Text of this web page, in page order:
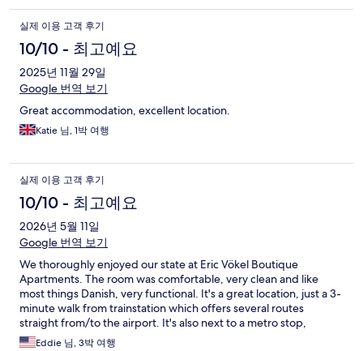
실제 이용 고객 후기
10/10 - 최고예요
2025년 11월 29일
Google 번역 보기
Great accommodation, excellent location.
Katie 님, 1박 여행
실제 이용 고객 후기
10/10 - 최고예요
2026년 5월 11일
Google 번역 보기
We thoroughly enjoyed our state at Eric Vökel Boutique
Apartments. The room was comfortable, very clean and like
most things Danish, very functional. It's a great location, just a 3-
minute walk from trainstation which offers several routes
straight from/to the airport. It's also next to a metro stop,
though we elected to walk for out few days there.
Eddie 님, 3박 여행